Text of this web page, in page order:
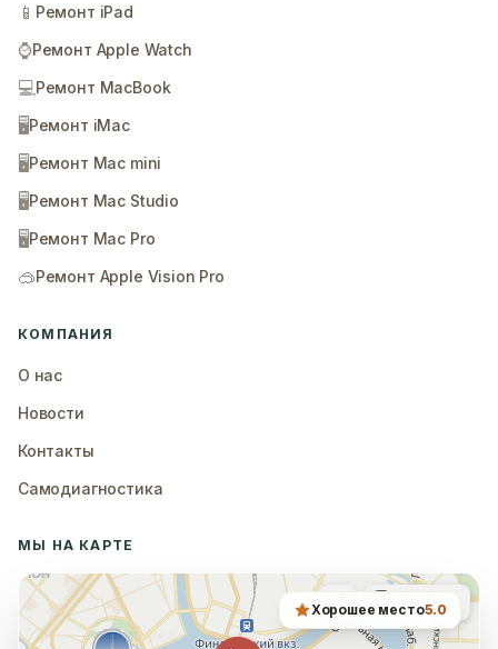
📱 Ремонт iPad
⌚Ремонт Apple Watch
💻Ремонт MacBook
🖥️Ремонт iMac
🖥️Ремонт Mac mini
🖥️Ремонт Mac Studio
🖥️Ремонт Mac Pro
🥽Ремонт Apple Vision Pro
КОМПАНИЯ
О нас
Новости
Контакты
Самодиагностика
МЫ НА КАРТЕ
Хорошее место5.0